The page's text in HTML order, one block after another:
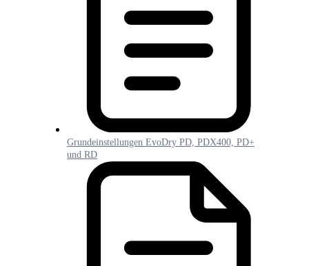
Grundeinstellungen EvoDry PD, PDX400, PD+
und RD